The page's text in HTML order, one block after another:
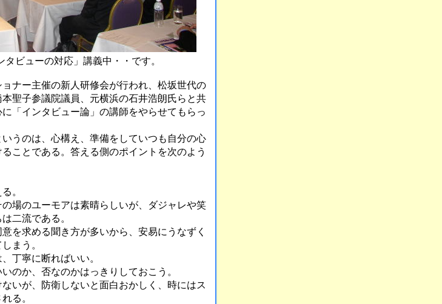
タビューの対応」講義中・・です。
ナー主催の新人研修会が行われ、松坂世代の
聖子参議院議員、元横浜の石井浩朗氏らと共
「インタビュー論」の講師をやらせてもらっ
うのは、心構え、準備をしていつも自分の心
ことである。答える側のポイントを次のよう
。
場のユーモアは素晴らしいが、ダジャレや笑
二流である。
を求める聞き方が多いから、安易にうなずく
まう。
丁寧に断ればいい。
のか、否なのかはっきりしておこう。
いが、防衛しないと面白おかしく、時にはス
る。